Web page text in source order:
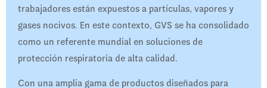
trabajadores están expuestos a partículas, vapores y
gases nocivos. En este contexto, GVS se ha consolidado
como un referente mundial en soluciones de
protección respiratoria de alta calidad.
Con una amplia gama de productos diseñados para